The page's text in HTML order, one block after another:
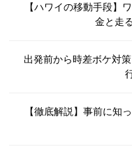
【ハワイの移動手段】
金と走
出発前から時差ボケ対
【徹底解説】事前に知